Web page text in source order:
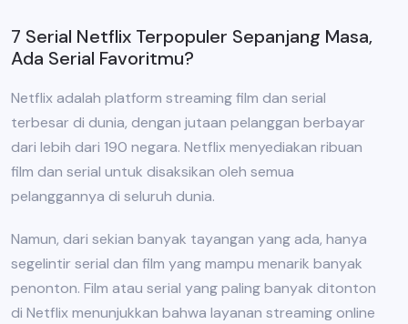
7 Serial Netflix Terpopuler Sepanjang Masa,
Ada Serial Favoritmu?
Netflix adalah platform streaming film dan serial
terbesar di dunia, dengan jutaan pelanggan berbayar
dari lebih dari 190 negara. Netflix menyediakan ribuan
film dan serial untuk disaksikan oleh semua
pelanggannya di seluruh dunia.
Namun, dari sekian banyak tayangan yang ada, hanya
segelintir serial dan film yang mampu menarik banyak
penonton. Film atau serial yang paling banyak ditonton
di Netflix menunjukkan bahwa layanan streaming online